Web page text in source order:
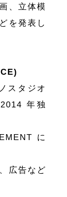
、立体模
を発表し
スタジオ
年独
に
広告など